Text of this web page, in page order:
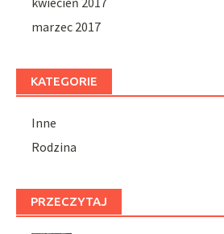
marzec 2017
KATEGORIE
Inne
Rodzina
PRZECZYTAJ